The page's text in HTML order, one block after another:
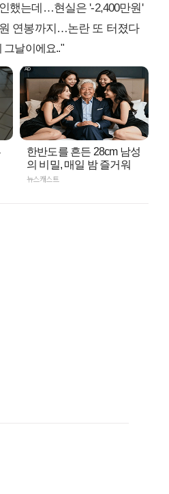
했는데…현실은 '-2,400만원'
연봉까지…논란 또 터졌다
그날이에요.."
한반도를 흔든 28cm 남성
의 비밀, 매일 밤 즐거워
뉴스캐스트